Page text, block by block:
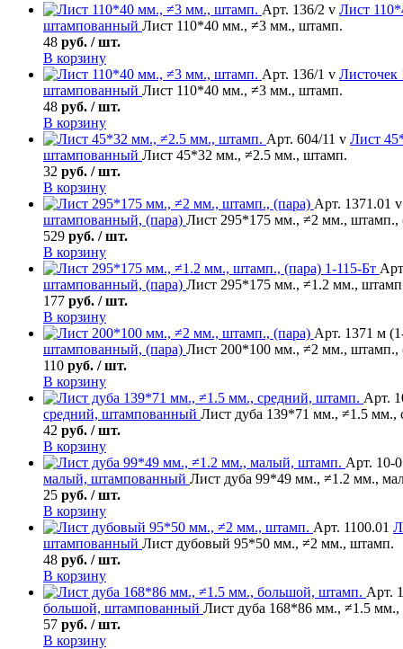
Арт. 136/2 v Лист
штампованный Лист 110*40 мм., ≠3 мм., штамп.
48 руб. / шт.
В корзину
Арт. 136/1 v Листочек
штампованный Лист 110*40 мм., ≠3 мм., штамп.
48 руб. / шт.
В корзину
Арт. 604/11 v Лист
штампованный Лист 45*32 мм., ≠2.5 мм., штамп.
32 руб. / шт.
В корзину
Арт. 1371.01 v
штампованный, (пара) Лист 295*175 мм., ≠2 мм., штамп.,
529 руб. / шт.
В корзину
штампованный, (пара) Лист 295*175 мм., ≠1.2 мм.,
177 руб. / шт.
В корзину
Арт. 1371 м
штампованный, (пара) Лист 200*100 мм., ≠2 мм., штамп.,
110 руб. / шт.
В корзину
Арт.
средний, штампованный Лист дуба 139*71 мм., ≠1.5 мм.,
42 руб. / шт.
В корзину
Арт. 10-
малый, штампованный Лист дуба 99*49 мм., ≠1.2 мм.,
25 руб. / шт.
В корзину
Арт. 1100.01
штампованный Лист дубовый 95*50 мм., ≠2 мм., штамп.
48 руб. / шт.
В корзину
Арт.
большой, штампованный Лист дуба 168*86 мм., ≠1.5
57 руб. / шт.
В корзину